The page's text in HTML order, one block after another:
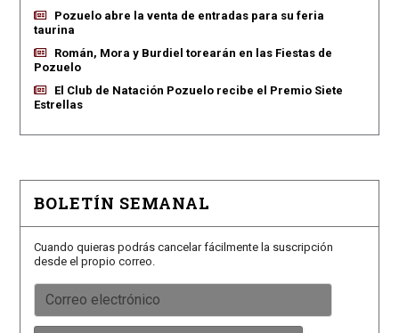
Pozuelo abre la venta de entradas para su feria
taurina
Román, Mora y Burdiel torearán en las Fiestas de
Pozuelo
El Club de Natación Pozuelo recibe el Premio Siete
Estrellas
BOLETÍN SEMANAL
Cuando quieras podrás cancelar fácilmente la suscripción
desde el propio correo.